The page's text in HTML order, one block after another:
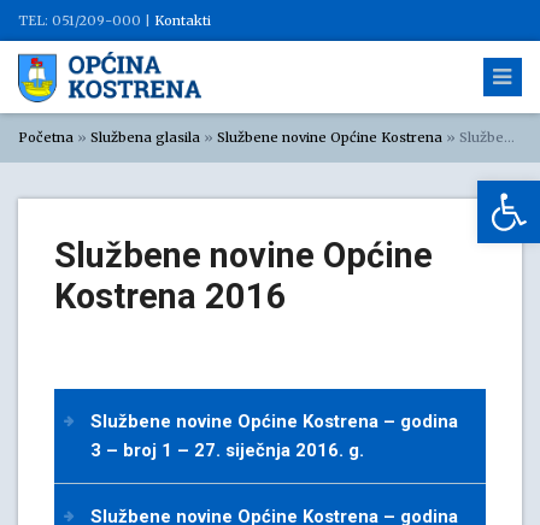
TEL: 051/209-000 | Kontakti
Početna » Službena glasila » Službene novine Općine Kostrena » Službene novine Općine Kostrena 2016
Službene novine Općine
Kostrena 2016
Službene novine Općine Kostrena – godina
3 – broj 1 – 27. siječnja 2016. g.
Službene novine Općine Kostrena – godina